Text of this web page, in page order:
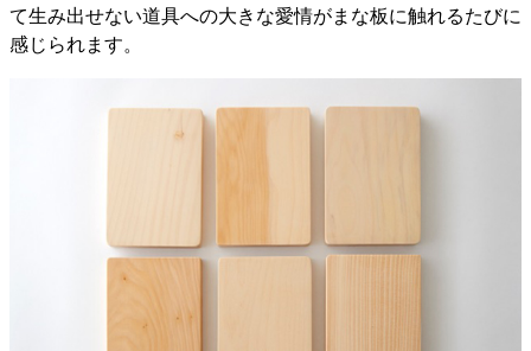
て生み出せない道具への大きな愛情がまな板に触れるたびに
感じられます。